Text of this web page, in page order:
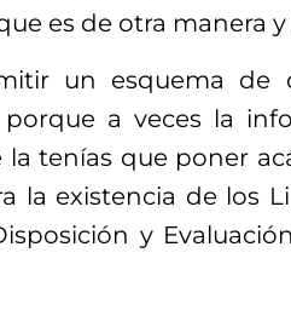
es de otra manera
un esquema de
a veces la
la tenías que poner
la existencia de los
y